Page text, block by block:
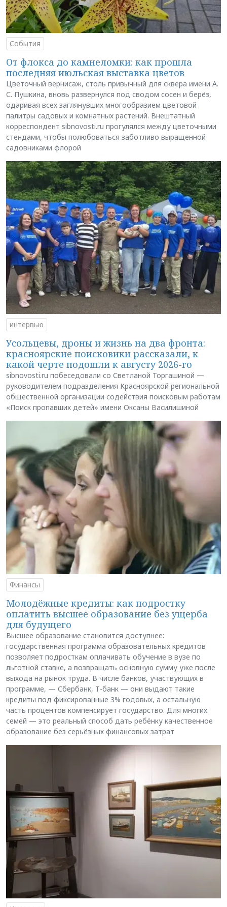
События
От флокса до камнеломки: как прошла
последняя июльская выставка цветов
Цветочный вернисаж, столь привычный для сквера имени А.
С. Пушкина, вновь развернулся под сводом сосен и берёз,
одаривая всех заглянувших многообразием цветовой
палитры садовых и комнатных растений. Внештатный
корреспондент sibnovosti.ru прогулялся между цветочными
стендами, чтобы полюбоваться заботливо выращенной
садовниками флорой
интервью
Усольцевы, дроны и жизнь на два фронта:
красноярские поисковики рассказали, к
какой черте подошли к августу 2026-го
sibnovosti.ru побеседовали со Светланой Торгашиной —
руководителем подразделения Красноярской региональной
общественной организации содействия поисковым работам
«Поиск пропавших детей» имени Оксаны Василишиной
Финансы
Молодёжные кредиты: как подростку
оплатить высшее образование без ущерба
для будущего
Высшее образование становится доступнее:
государственная программа образовательных кредитов
позволяет подросткам оплачивать обучение в вузе по
льготной ставке, а возвращать основную сумму уже после
выхода на рынок труда. В числе банков, участвующих в
программе, — Сбербанк, Т-банк — они выдают такие
кредиты под фиксированные 3% годовых, а остальную
часть процентов компенсирует государство. Для многих
семей — это реальный способ дать ребёнку качественное
образование без серьёзных финансовых затрат